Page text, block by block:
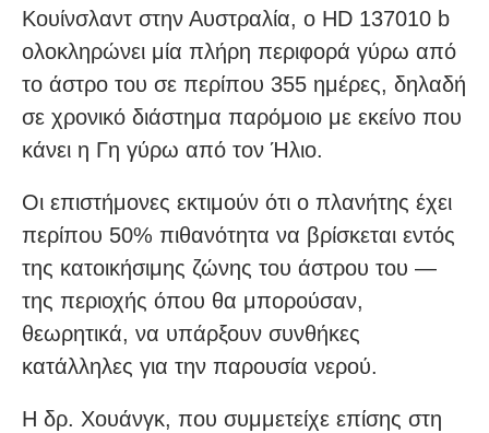
Κουίνσλαντ στην Αυστραλία, ο HD 137010 b
ολοκληρώνει μία πλήρη περιφορά γύρω από
το άστρο του σε περίπου 355 ημέρες, δηλαδή
σε χρονικό διάστημα παρόμοιο με εκείνο που
κάνει η Γη γύρω από τον Ήλιο.
Οι επιστήμονες εκτιμούν ότι ο πλανήτης έχει
περίπου 50% πιθανότητα να βρίσκεται εντός
της κατοικήσιμης ζώνης του άστρου του —
της περιοχής όπου θα μπορούσαν,
θεωρητικά, να υπάρξουν συνθήκες
κατάλληλες για την παρουσία νερού.
Η δρ. Χουάνγκ, που συμμετείχε επίσης στη